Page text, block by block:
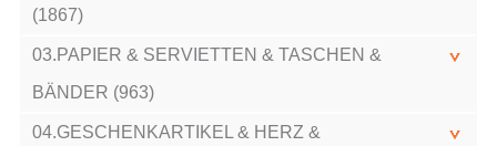
(1867)
03.PAPIER & SERVIETTEN & TASCHEN &
BÄNDER (963)
04.GESCHENKARTIKEL & HERZ &